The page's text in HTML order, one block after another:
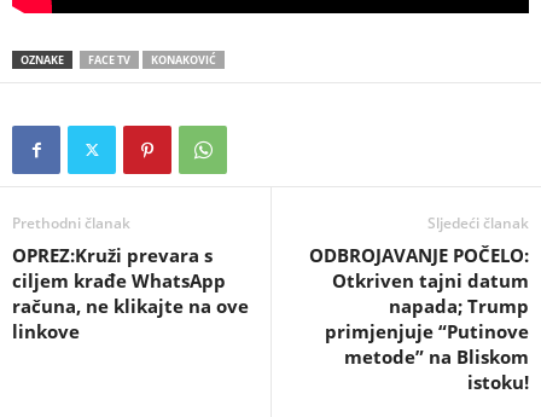
OZNAKE FACE TV KONAKOVIĆ
Prethodni članak
OPREZ:Kruži prevara s
ciljem krađe WhatsApp
računa, ne klikajte na ove
linkove
Sljedeći članak
ODBROJAVANJE POČELO:
Otkriven tajni datum
napada; Trump
primjenjuje “Putinove
metode” na Bliskom
istoku!